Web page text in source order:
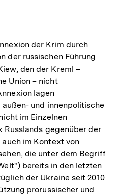
der Krim durch
der russischen Führung
den der Kreml –
Union – nicht
lagen
und innenpolitische
im Einzelnen
gegenüber der
im Kontext von
die unter dem Begriff
bereits in den letzten
der Ukraine seit 2010
prorussischer und